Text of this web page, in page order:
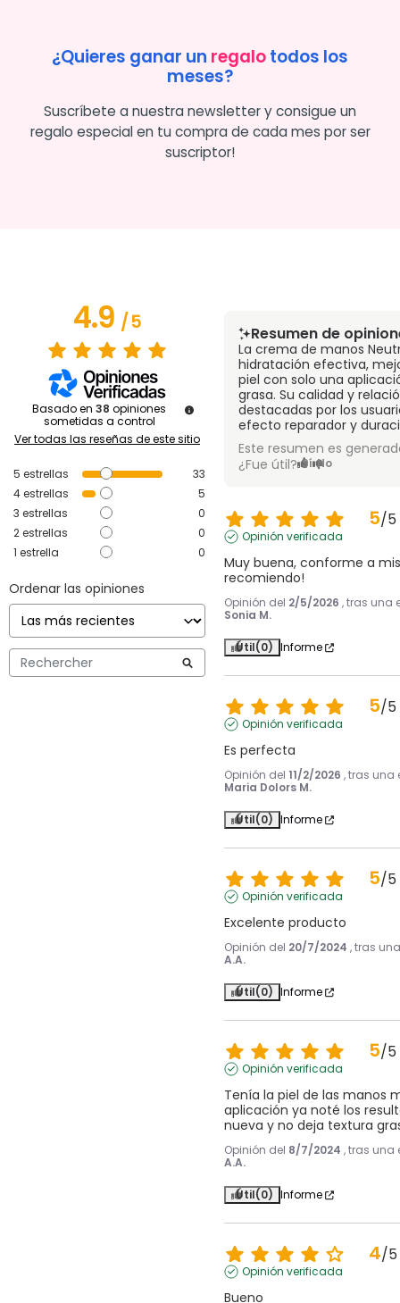
¿Quieres ganar un regalotodos los
meses?
Suscríbete a nuestra newsletter y consigue un
regalo especial en tu compra de cada mes por ser
suscriptor!
4.9/5
Basado en 38 opiniones
sometidas a control
Ver todas las reseñas de este sitio
5 estrellas
33
4estrellas
5
3 estrellas
0
2estrellas
0
1 estrella 0
Ordenar las opiniones
Resumen de
La crema de manos
hidratación efectiva,
piel con solo una
grasa. Su calidad y
destacadas por los
efecto reparador y
Este resumen es
¿Fue útil? Sí No
5/5
Opinión verificada
Muy buena, conforme a
recomiendo!
Opinión del 2/5/2026 , tras una
Sonia M.
Útil(0) Informe
5/5
Opinión verificada
Es perfecta
Opinión del 11/2/2026 , tras una
Maria Dolors M.
Útil(0) Informe
5/5
Opinión verificada
Excelente producto
Opinión del 20/7/2024 , tras
A.A.
Útil(0) Informe
5/5
Opinión verificada
Tenía la piel de las manos
aplicación ya noté los
nueva y no deja textura
Opinión del 8/7/2024 , tras una
A.A.
Útil(0) Informe
4/5
Opinión verificada
Bueno